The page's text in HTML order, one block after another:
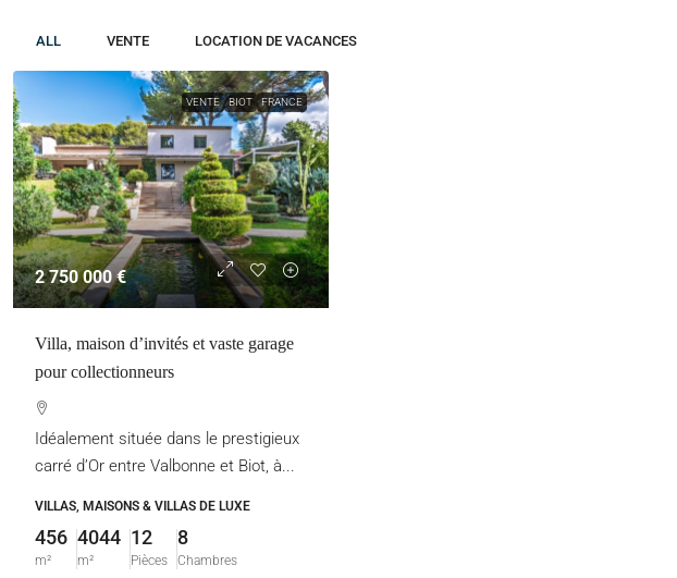
ALL VENTE LOCATION DE VACANCES
VENTE BIOT FRANCE
2 750 000 €
Villa, maison d’invités et vaste garage
pour collectionneurs
Idéalement située dans le prestigieux
carré d’Or entre Valbonne et Biot, à...
VILLAS, MAISONS & VILLAS DE LUXE
456
m²
4044
m²
12
Pièces
8
Chambres